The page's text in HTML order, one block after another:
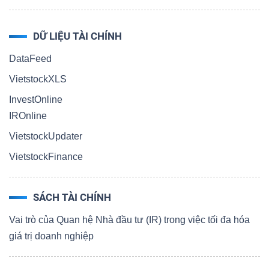
DỮ LIỆU TÀI CHÍNH
DataFeed
VietstockXLS
InvestOnline
IROnline
VietstockUpdater
VietstockFinance
SÁCH TÀI CHÍNH
Vai trò của Quan hệ Nhà đầu tư (IR) trong việc tối đa hóa
giá trị doanh nghiệp